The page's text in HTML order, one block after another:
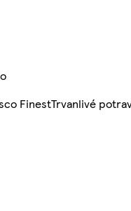
FinestTrvanlivé